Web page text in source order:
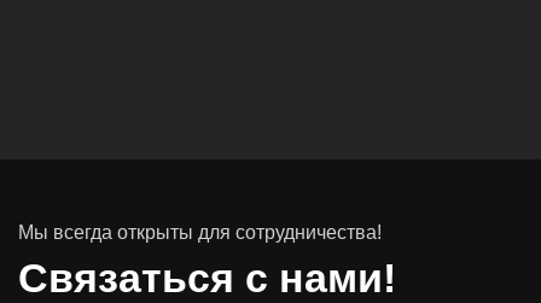
Автоматизированные рабочие места
Мы всегда открыты для сотрудничества!
Связаться с нами!